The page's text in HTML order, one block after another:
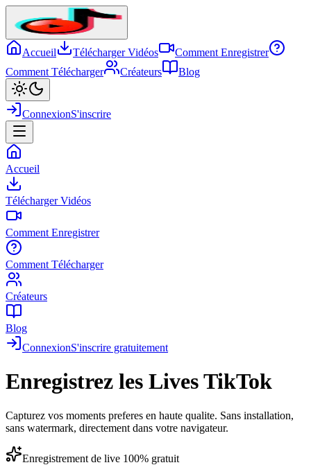
Accueil Télécharger Vidéos
Comment Enregistrer
Comment Télécharger
Créateurs Blog
ConnexionS'inscrire
Accueil
Télécharger Vidéos
Comment Enregistrer
Comment Télécharger
Créateurs
Blog
ConnexionS'inscrire gratuitement
Enregistrez les Lives TikTok
Capturez vos moments preferes en haute qualite. Sans installation,
sans watermark, directement dans votre navigateur.
Enregistrement de live 100% gratuit